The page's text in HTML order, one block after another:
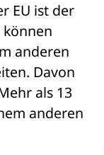
EU ist der
anderen
Davon
als 13
anderen